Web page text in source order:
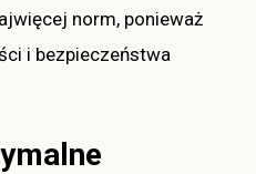
norm, ponieważ
i bezpieczeństwa